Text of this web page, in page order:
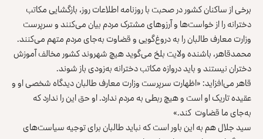
برخی از ساکنان کشور در صحبت با روزنامه‌ اطلاعات روز، بازگشایی مکاتب
دخترانه را از خواست‌ها و آرزوهای مشترک مردم بیان می‌کنند و سرپرست
وزارت معارف طالبان را به دروغ‌گویی و قضاوت به‌جای مردم متهم می‌کنند.
محمدقاهر، باشنده ولایت بلخ می‌گوید هیچ شهروند کشور مخالف آموزش
دختران نیستند و باید دروازه مکاتب دخترانه به‌زودی باز شوند.
قاهر می‌افزاید: «اظهارت سرپرست وزارت معارف طالبان دیدگاه شخصی او و
عقیده تاریک او است و هیچ ربطی به مردم ندارد. او حق این را ندارد که
به‌جای ما قضاوت کند.»
سید جلال هم به این باور است که نباید طالبان برای توجیه سیاست‌های